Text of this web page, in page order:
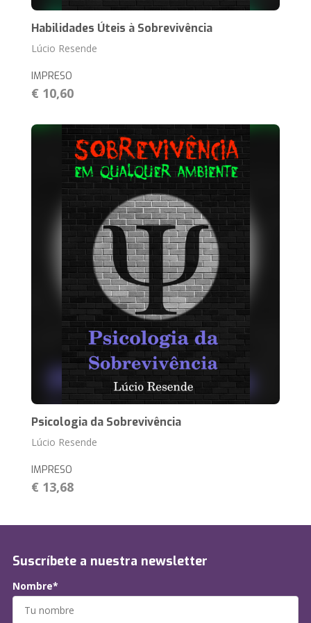
Habilidades Úteis à Sobrevivência
Lúcio Resende
IMPRESO
€ 10,60
Psicologia da Sobrevivência
Lúcio Resende
IMPRESO
€ 13,68
Suscríbete a nuestra newsletter
Nombre*